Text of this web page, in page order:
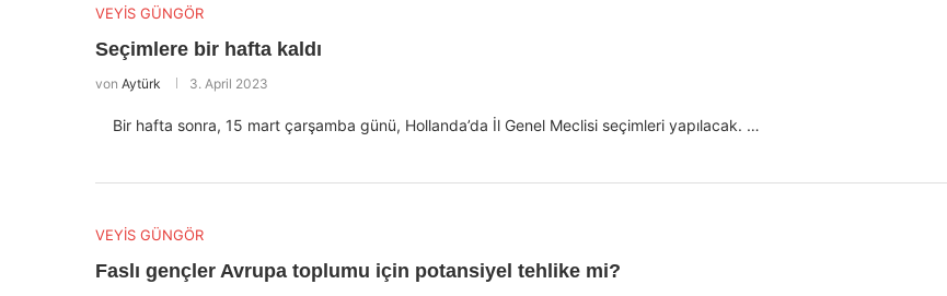
VEYİS GÜNGÖR
Seçimlere bir hafta kaldı
von Aytürk 3. April 2023
Bir hafta sonra, 15 mart çarşamba günü, Hollanda’da İl Genel Meclisi seçimleri yapılacak. …
VEYİS GÜNGÖR
Faslı gençler Avrupa toplumu için potansiyel tehlike mi?